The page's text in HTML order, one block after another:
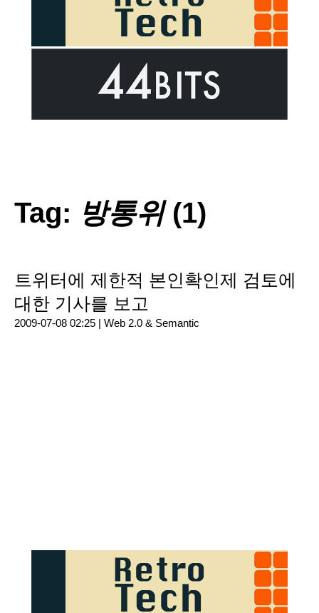
Tag: 방통위(1)
트위터에 제한적 본인확인제 검토에
대한 기사를 보고
2009-07-08 02:25 | Web 2.0 & Semantic